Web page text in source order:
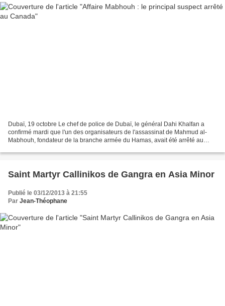
Dubaï, 19 octobre Le chef de police de Dubaï, le général Dahi Khalfan a
confirmé mardi que l'un des organisateurs de l'assassinat de Mahmud al-
Mabhouh, fondateur de la branche armée du Hamas, avait été arrêté au
Saint Martyr Callinikos de Gangra en Asia Minor
Publié le 03/12/2013 à 21:55
Par Jean-Théophane